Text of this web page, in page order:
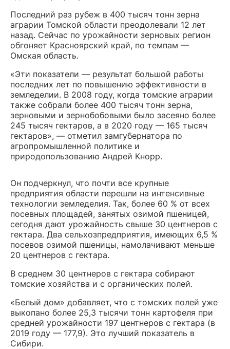
Последний раз рубеж в 400 тысяч тонн зерна
аграрии Томской области преодолевали 12 лет
назад. Сейчас по урожайности зерновых регион
обгоняет Красноярский край, по темпам —
Омская область.
«Эти показатели — результат большой работы
последних лет по повышению эффективности в
земледелии. В 2008 году, когда томские аграрии
также собрали более 400 тысяч тонн зерна,
зерновыми и зернобобовыми было засеяно более
245 тысяч гектаров, а в 2020 году — 165 тысяч
гектаров», — отметил замгубернатора по
агропромышленной политике и
природопользованию Андрей Кнорр.
Он подчеркнул, что почти все крупные
предприятия области перешли на интенсивные
технологии земледелия. Так, более 60 % от всех
посевных площадей, занятых озимой пшеницей,
сегодня дают урожайность свыше 30 центнеров с
гектара. Два сельхозпредприятия, имеющих 6,5 %
посевов озимой пшеницы, намолачивают меньше
20 центнеров с гектара.
В среднем 30 центнеров с гектара собирают
томские хозяйства и с органических полей.
«Белый дом» добавляет, что с томских полей уже
выкопано более 25,3 тысячи тонн картофеля при
средней урожайности 197 центнеров с гектара (в
2019 году — 177,9). Это лучший показатель в
Сибири.